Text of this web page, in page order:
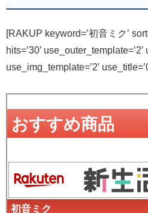
[RAKUP keyword=’初音ミク’
hits=’30’
use_img_template=’2′